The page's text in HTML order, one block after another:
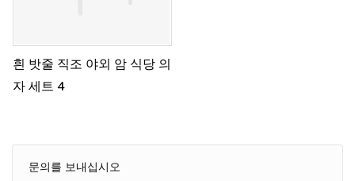
문의를 보내십시오
흰 밧줄 직조 야외 암 식당 의
자 세트 4